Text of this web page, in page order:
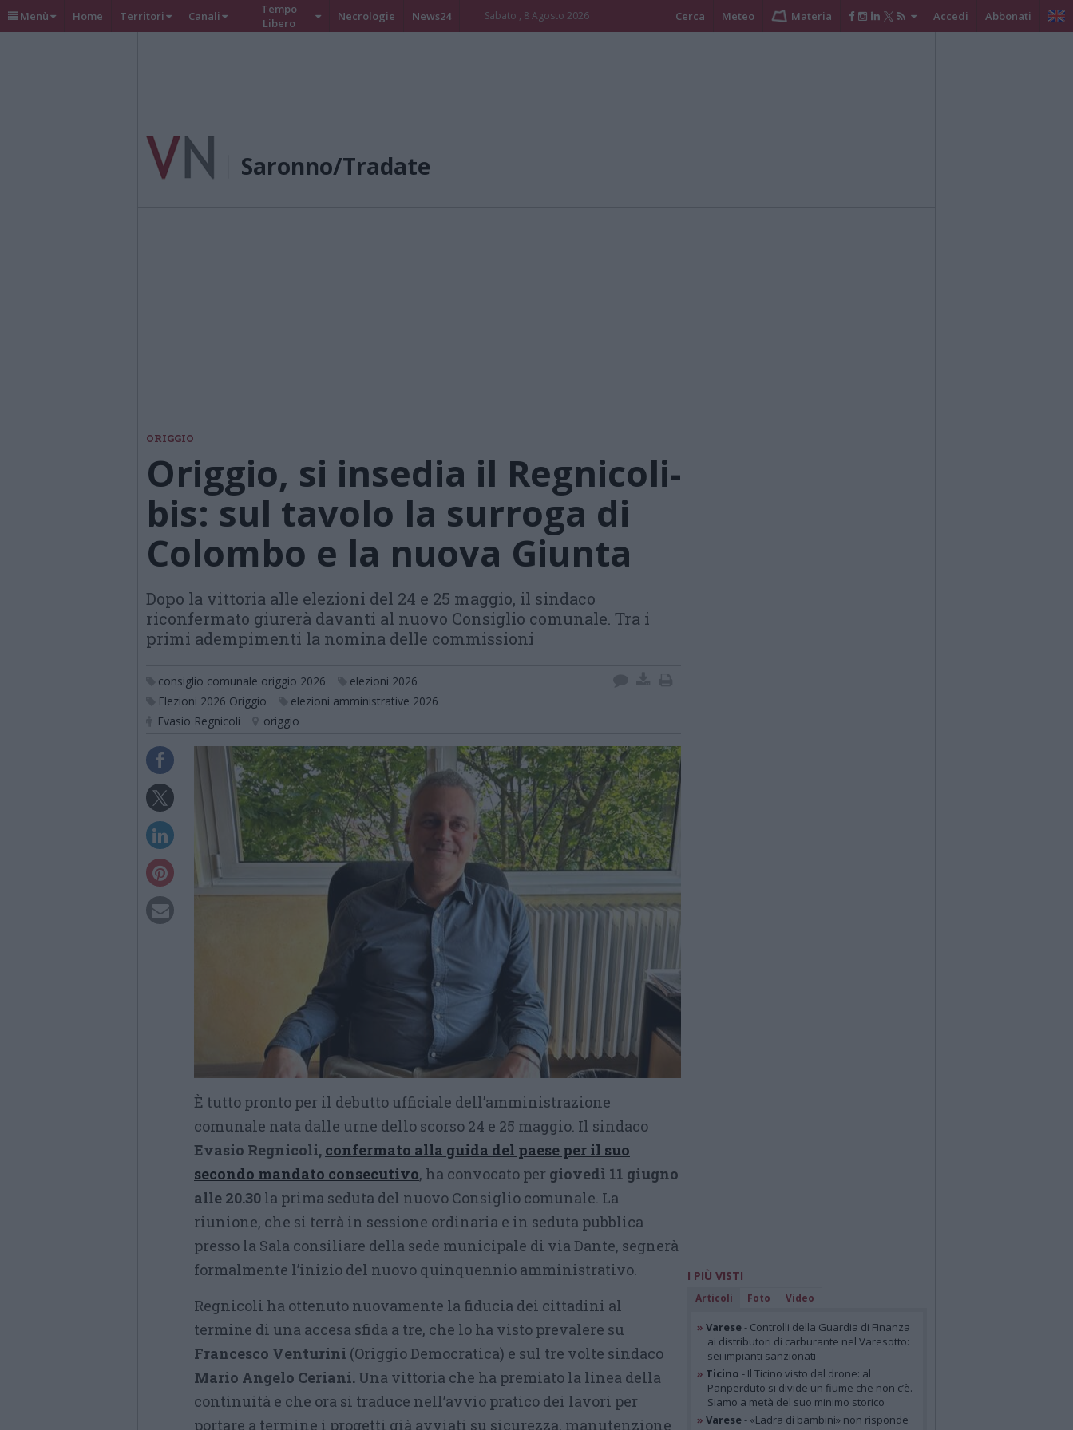
Menù Home Territori Canali
Tempo
Libero
Necrologie News24 Sabato , 8 Agosto 2026 Cerca Meteo Materia Accedi Abbonati
Saronno/Tradate
ORIGGIO
Origgio, si insedia il Regnicoli-
bis: sul tavolo la surroga di
Colombo e la nuova Giunta
Dopo la vittoria alle elezioni del 24 e 25 maggio, il sindaco
riconfermato giurerà davanti al nuovo Consiglio comunale. Tra i
primi adempimenti la nomina delle commissioni
consiglio comunale origgio 2026
elezioni 2026
Elezioni 2026 Origgio
elezioni amministrative 2026
Evasio Regnicoli
origgio
È tutto pronto per il debutto ufficiale dell’amministrazione
comunale nata dalle urne dello scorso 24 e 25 maggio. Il sindaco
Evasio Regnicoli, confermato alla guida del paese per il suo
secondo mandato consecutivo, ha convocato per giovedì 11 giugno
alle 20.30 la prima seduta del nuovo Consiglio comunale. La
riunione, che si terrà in sessione ordinaria e in seduta pubblica
presso la Sala consiliare della sede municipale di via Dante, segnerà
formalmente l’inizio del nuovo quinquennio amministrativo.
Regnicoli ha ottenuto nuovamente la fiducia dei cittadini al
termine di una accesa sfida a tre, che lo ha visto prevalere su
Francesco Venturini (Origgio Democratica) e sul tre volte sindaco
Mario Angelo Ceriani. Una vittoria che ha premiato la linea della
continuità e che ora si traduce nell’avvio pratico dei lavori per
portare a termine i progetti già avviati su sicurezza, manutenzione
I PIÙ VISTI
Articoli Foto Video
» Varese- Controlli della Guardia di Finanza
ai distributori di carburante nel Varesotto:
sei impianti sanzionati
» Ticino - Il Ticino visto dal drone: al
Panperduto si divide un fiume che non c’è.
Siamo a metà del suo minimo storico
» Varese- «Ladra di bambini» non risponde